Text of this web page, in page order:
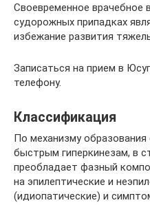
Своевременное врачебное
судорожных припадках
избежание развития
Записаться на прием в
телефону.
Классификация
По механизму
быстрым гиперкинезам, в
преобладает фазный
на эпилептические и
(идиопатические) и